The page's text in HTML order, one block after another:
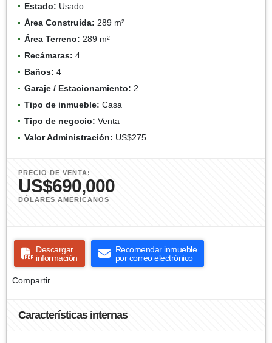
Estado: Usado
Área Construida: 289 m²
Área Terreno: 289 m²
Recámaras: 4
Baños: 4
Garaje / Estacionamiento: 2
Tipo de inmueble: Casa
Tipo de negocio: Venta
Valor Administración: US$275
PRECIO DE VENTA:
US$690,000
DÓLARES AMERICANOS
Descargar
información
Recomendar inmueble
por correo electrónico
Compartir
Características internas